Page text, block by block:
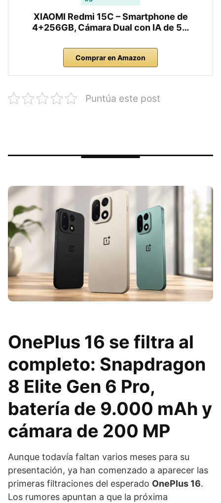
XIAOMI Redmi 15C – Smartphone de
4+256GB, Cámara Dual con IA de 5…
Comprar en Amazon
Puntúa este post
OnePlus 16 se filtra al
completo: Snapdragon
8 Elite Gen 6 Pro,
batería de 9.000 mAh y
cámara de 200 MP
Aunque todavía faltan varios meses para su
presentación, ya han comenzado a aparecer las
primeras filtraciones del esperado OnePlus 16.
Los rumores apuntan a que la próxima